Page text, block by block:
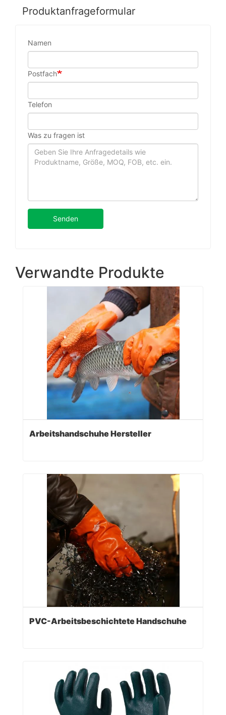
Produktanfrageformular
Namen
Postfach
Telefon
Was zu fragen ist
Senden
Verwandte Produkte
Arbeitshandschuhe Hersteller
PVC-Arbeitsbeschichtete Handschuhe